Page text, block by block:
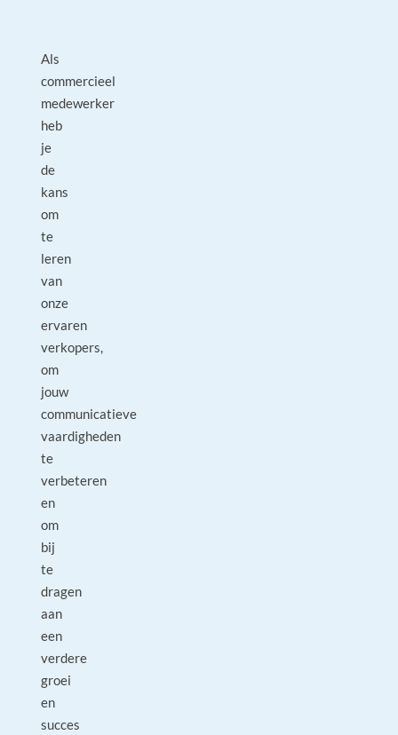
Als
commercieel
medewerker
heb
je
de
kans
om
te
leren
van
onze
ervaren
verkopers,
om
jouw
communicatieve
vaardigheden
te
verbeteren
en
om
bij
te
dragen
aan
een
verdere
groei
en
succes